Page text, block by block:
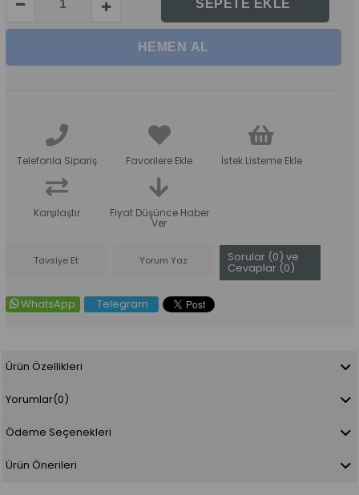
Telefonla Sipariş Favorilere Ekle İstek Listeme Ekle
Karşılaştır Fiyat Düşünce Haber
Ver
Tavsiye Et Yorum Yaz Sorular (0) ve
Cevaplar (0)
WhatsApp Telegram
Ürün Özellikleri
Yorumlar(0)
Ödeme Seçenekleri
Ürün Önerileri